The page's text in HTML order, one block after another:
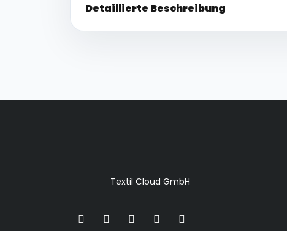
Detaillierte Beschreibung
Textil Cloud GmbH